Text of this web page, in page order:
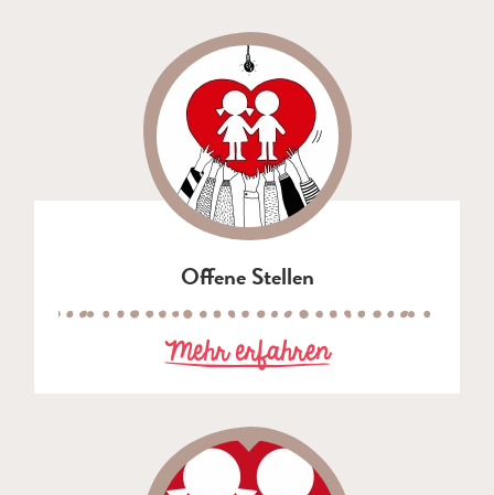
Offene Stellen
Mehr erfahrenzu Offene